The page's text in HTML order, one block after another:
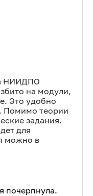
НИИДПО
на модули,
Это удобно
Помимо теории
задания.
для
можно в
почерпнула.